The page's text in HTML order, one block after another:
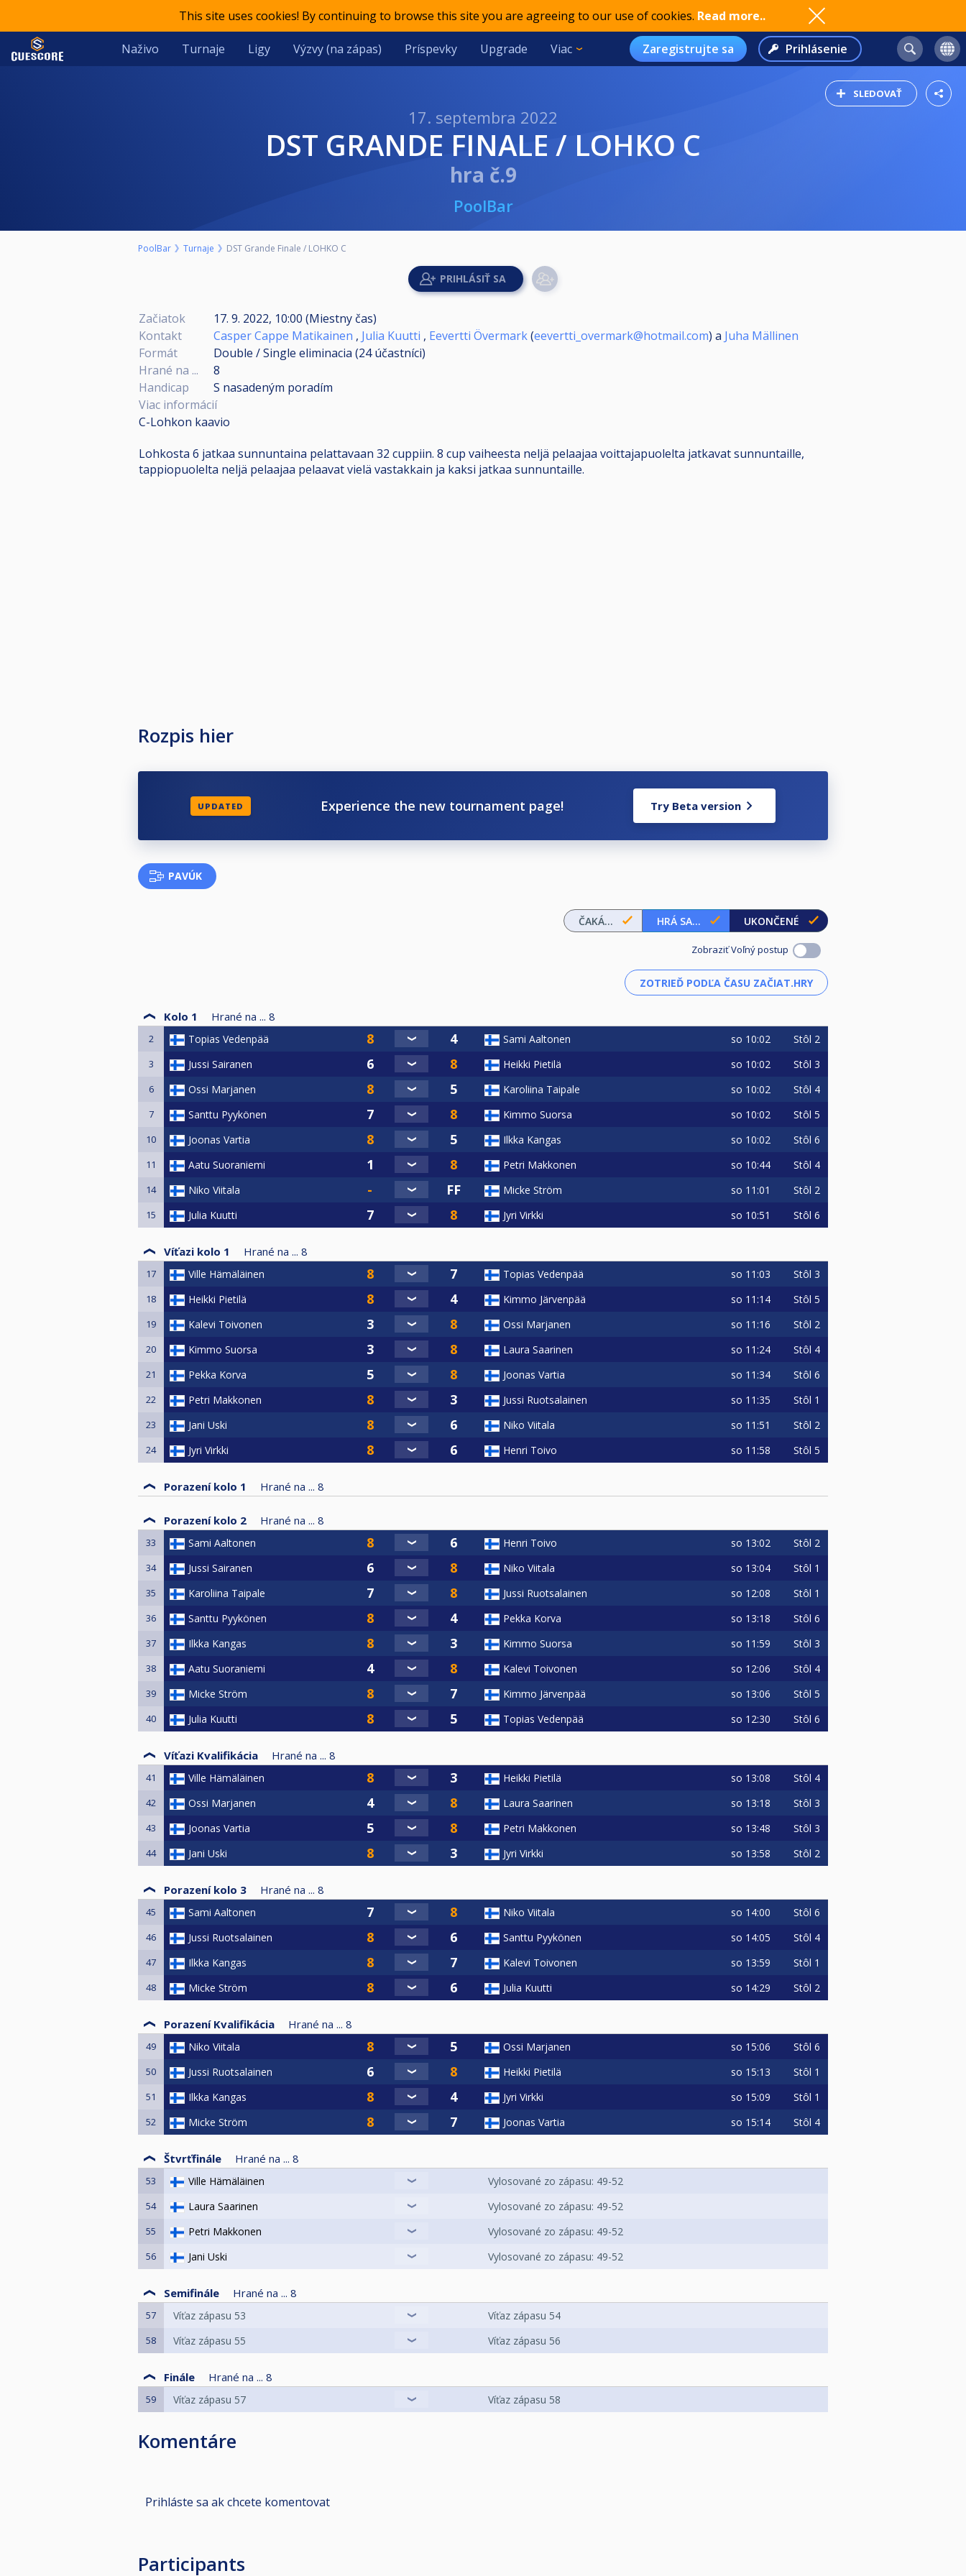
This site uses cookies! By continuing to browse this site you are agreeing to our use of cookies. Read more..
Naživo Turnaje Ligy Výzvy (na zápas) Príspevky Upgrade Viac Zaregistrujte sa Prihlásenie
SLEDOVAŤ
17. septembra 2022
DST GRANDE FINALE / LOHKO C
hra č.9
PoolBar
PoolBar Turnaje DST Grande Finale / LOHKO C
Začiatok
17. 9. 2022, 10:00 (Miestny čas)
Kontakt
Casper Cappe Matikainen , Julia Kuutti , Eevertti Övermark(eevertti_overmark@hotmail.com) a Juha Mällinen
Formát
Double / Single eliminacia (24účastníci)
Hrané na ...
8
Handicap
S nasadeným poradím
Viac informácií
C-Lohkon kaavio
Lohkosta 6 jatkaa sunnuntaina pelattavaan 32 cuppiin. 8 cup vaiheesta neljä pelaajaa voittajapuolelta jatkavat sunnuntaille,
tappiopuolelta neljä pelaajaa pelaavat vielä vastakkain ja kaksi jatkaa sunnuntaille.
Rozpis hier
UPDATED Experience the new tournament page! Try Beta version
PAVÚK
ČAKÁ... HRÁ SA... UKONČENÉ
Zobraziť Voľný postup
Kolo 1 Hrané na ... 8
2 Topias Vedenpää Sami Aaltonen so 10:02 Stôl 2
3 Jussi Sairanen Heikki Pietilä so 10:02 Stôl 3
6 Ossi Marjanen Karoliina Taipale so 10:02 Stôl 4
7 Santtu Pyykönen Kimmo Suorsa so 10:02 Stôl 5
10 Joonas Vartia Ilkka Kangas so 10:02 Stôl 6
11 Aatu Suoraniemi Petri Makkonen so 10:44 Stôl 4
14 Niko Viitala Micke Ström so 11:01 Stôl 2
15 Julia Kuutti Jyri Virkki so 10:51 Stôl 6
Víťazi kolo 1 Hrané na ... 8
17 Ville Hämäläinen Topias Vedenpää so 11:03 Stôl 3
18 Heikki Pietilä Kimmo Järvenpää so 11:14 Stôl 5
19 Kalevi Toivonen Ossi Marjanen so 11:16 Stôl 2
20 Kimmo Suorsa Laura Saarinen so 11:24 Stôl 4
21 Pekka Korva Joonas Vartia so 11:34 Stôl 6
22 Petri Makkonen Jussi Ruotsalainen so 11:35 Stôl 1
23 Jani Uski Niko Viitala so 11:51 Stôl 2
24 Jyri Virkki Henri Toivo so 11:58 Stôl 5
Porazení kolo 1 Hrané na ... 8
Porazení kolo 2 Hrané na ... 8
33 Sami Aaltonen Henri Toivo so 13:02 Stôl 2
34 Jussi Sairanen Niko Viitala so 13:04 Stôl 1
35 Karoliina Taipale Jussi Ruotsalainen so 12:08 Stôl 1
36 Santtu Pyykönen Pekka Korva so 13:18 Stôl 6
37 Ilkka Kangas Kimmo Suorsa so 11:59 Stôl 3
38 Aatu Suoraniemi Kalevi Toivonen so 12:06 Stôl 4
39 Micke Ström Kimmo Järvenpää so 13:06 Stôl 5
40 Julia Kuutti Topias Vedenpää so 12:30 Stôl 6
Víťazi Kvalifikácia Hrané na ... 8
41 Ville Hämäläinen Heikki Pietilä so 13:08 Stôl 4
42 Ossi Marjanen Laura Saarinen so 13:18 Stôl 3
43 Joonas Vartia Petri Makkonen so 13:48 Stôl 3
44 Jani Uski Jyri Virkki so 13:58 Stôl 2
Porazení kolo 3 Hrané na ... 8
45 Sami Aaltonen Niko Viitala so 14:00 Stôl 6
46 Jussi Ruotsalainen Santtu Pyykönen so 14:05 Stôl 4
47 Ilkka Kangas Kalevi Toivonen so 13:59 Stôl 1
48 Micke Ström Julia Kuutti so 14:29 Stôl 2
Porazení Kvalifikácia Hrané na ... 8
49 Niko Viitala Ossi Marjanen so 15:06 Stôl 6
50 Jussi Ruotsalainen Heikki Pietilä so 15:13 Stôl 1
51 Ilkka Kangas Jyri Virkki so 15:09 Stôl 1
52 Micke Ström Joonas Vartia so 15:14 Stôl 4
Štvrťfinále Hrané na ... 8
53 Ville Hämäläinen Vylosované zo zápasu: 49-52
54 Laura Saarinen Vylosované zo zápasu: 49-52
55 Petri Makkonen Vylosované zo zápasu: 49-52
56 Jani Uski Vylosované zo zápasu: 49-52
Semifinále Hrané na ... 8
57 Víťaz zápasu 53 Víťaz zápasu 54
58 Víťaz zápasu 55 Víťaz zápasu 56
Finále Hrané na ... 8
59 Víťaz zápasu 57 Víťaz zápasu 58
Komentáre
Prihláste sa ak chcete komentovat
Participants